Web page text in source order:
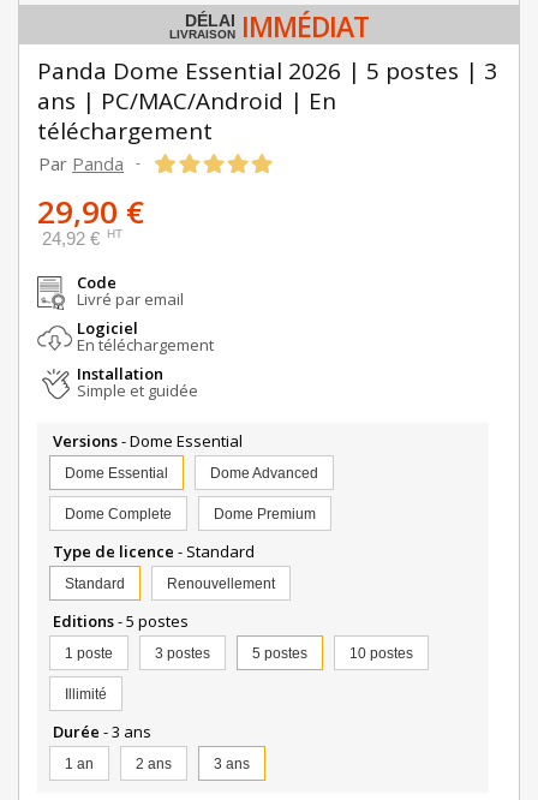
DÉLAI
LIVRAISON IMMÉDIAT
Panda Dome Essential 2026 | 5 postes | 3
ans | PC/MAC/Android | En
téléchargement
Par Panda -
29,90 €
24,92 € HT
Code
Livré par email
Logiciel
En téléchargement
Installation
Simple et guidée
Versions- Dome Essential
Dome Essential Dome Advanced
Dome Complete Dome Premium
Type de licence - Standard
Standard Renouvellement
Editions- 5 postes
1 poste 3 postes 5 postes 10 postes
Illimité
Durée - 3 ans
1 an 2 ans 3 ans